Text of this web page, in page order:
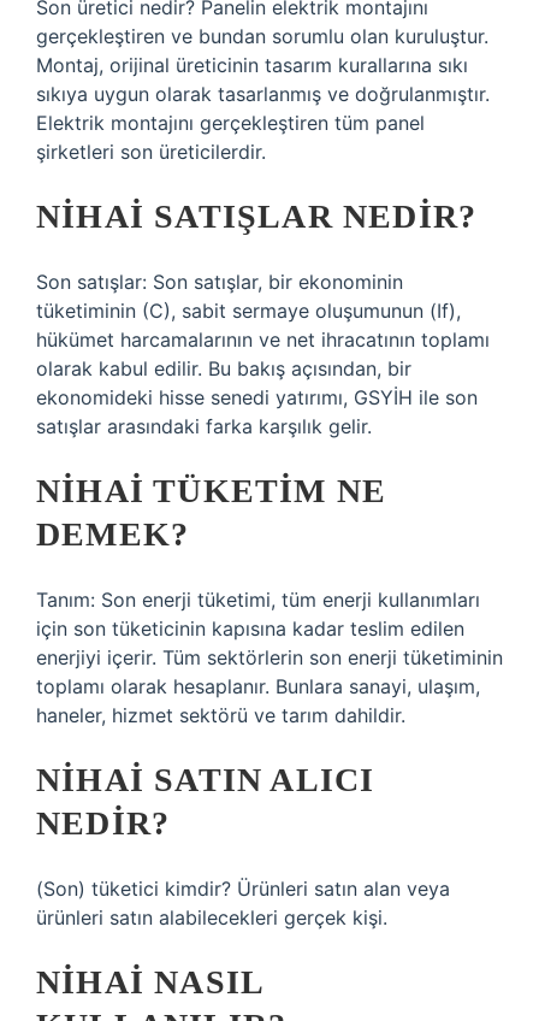
Son üretici nedir? Panelin elektrik montajını
gerçekleştiren ve bundan sorumlu olan kuruluştur.
Montaj, orijinal üreticinin tasarım kurallarına sıkı
sıkıya uygun olarak tasarlanmış ve doğrulanmıştır.
Elektrik montajını gerçekleştiren tüm panel
şirketleri son üreticilerdir.
NIHAI SATIŞLAR NEDIR?
Son satışlar: Son satışlar, bir ekonominin
tüketiminin (C), sabit sermaye oluşumunun (If),
hükümet harcamalarının ve net ihracatının toplamı
olarak kabul edilir. Bu bakış açısından, bir
ekonomideki hisse senedi yatırımı, GSYİH ile son
satışlar arasındaki farka karşılık gelir.
NIHAI TÜKETIM NE
DEMEK?
Tanım: Son enerji tüketimi, tüm enerji kullanımları
için son tüketicinin kapısına kadar teslim edilen
enerjiyi içerir. Tüm sektörlerin son enerji tüketiminin
toplamı olarak hesaplanır. Bunlara sanayi, ulaşım,
haneler, hizmet sektörü ve tarım dahildir.
NIHAI SATIN ALICI
NEDIR?
(Son) tüketici kimdir? Ürünleri satın alan veya
ürünleri satın alabilecekleri gerçek kişi.
NIHAI NASIL